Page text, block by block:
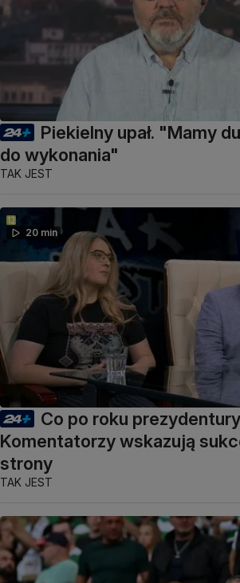
Piekielny upał. "Mamy
do wykonania"
TAK JEST
20 min
Co po roku
Komentatorzy wskazują
strony
TAK JEST